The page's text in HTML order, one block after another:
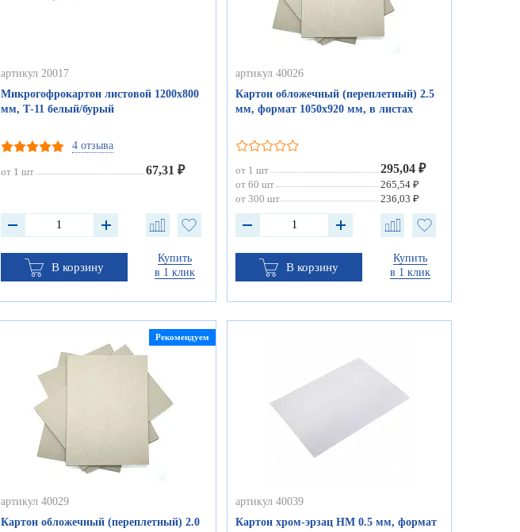
артикул 20017
Микрогофрокартон листовой 1200х800
мм, Т-11 белый/бурый
4 отзыва
от 1 шт 67,31 ₽
В корзину
Купить
в 1 клик
артикул 40026
Картон обложечный (переплетный) 2.5
мм, формат 1050х920 мм, в листах
от 1 шт 295,04 ₽
от 60 шт
265,54 ₽
от 300 шт
236,03 ₽
В корзину
Купить
в 1 клик
Рекомендуем
артикул 40029
Картон обложечный (переплетный) 2.0
артикул 40039
Картон хром-эрзац НМ 0.5 мм, формат